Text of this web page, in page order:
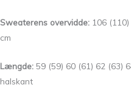
Sweaterens overvidde: 106
cm
Længde: 59 (59) 60 (61) 62 (63)
halskant